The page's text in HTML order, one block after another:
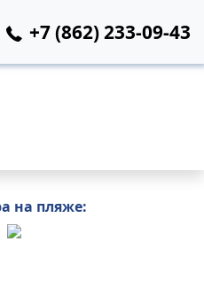
+7 (862) 233-09-43
на пляже: